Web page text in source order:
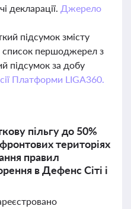
декларації. Джерело
підсумок змісту
список першоджерел з
підсумок за добу
Платформи LIGA360.
пільгу до 50%
територіях
правил
в Дефенс Сіті і